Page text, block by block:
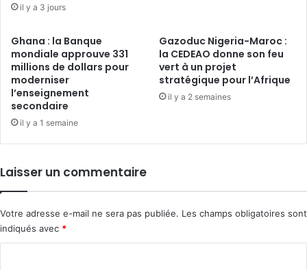
il y a 3 jours
Ghana : la Banque
mondiale approuve 331
millions de dollars pour
moderniser
l’enseignement
secondaire
il y a 1 semaine
Gazoduc Nigeria-Maroc :
la CEDEAO donne son feu
vert à un projet
stratégique pour l’Afrique
il y a 2 semaines
Laisser un commentaire
Votre adresse e-mail ne sera pas publiée. Les champs obligatoires sont
indiqués avec *